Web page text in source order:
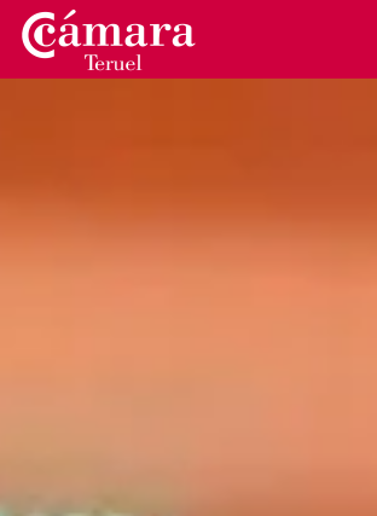
Skip to main content